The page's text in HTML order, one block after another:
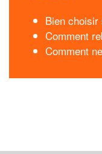
Bien
Comment
Comment